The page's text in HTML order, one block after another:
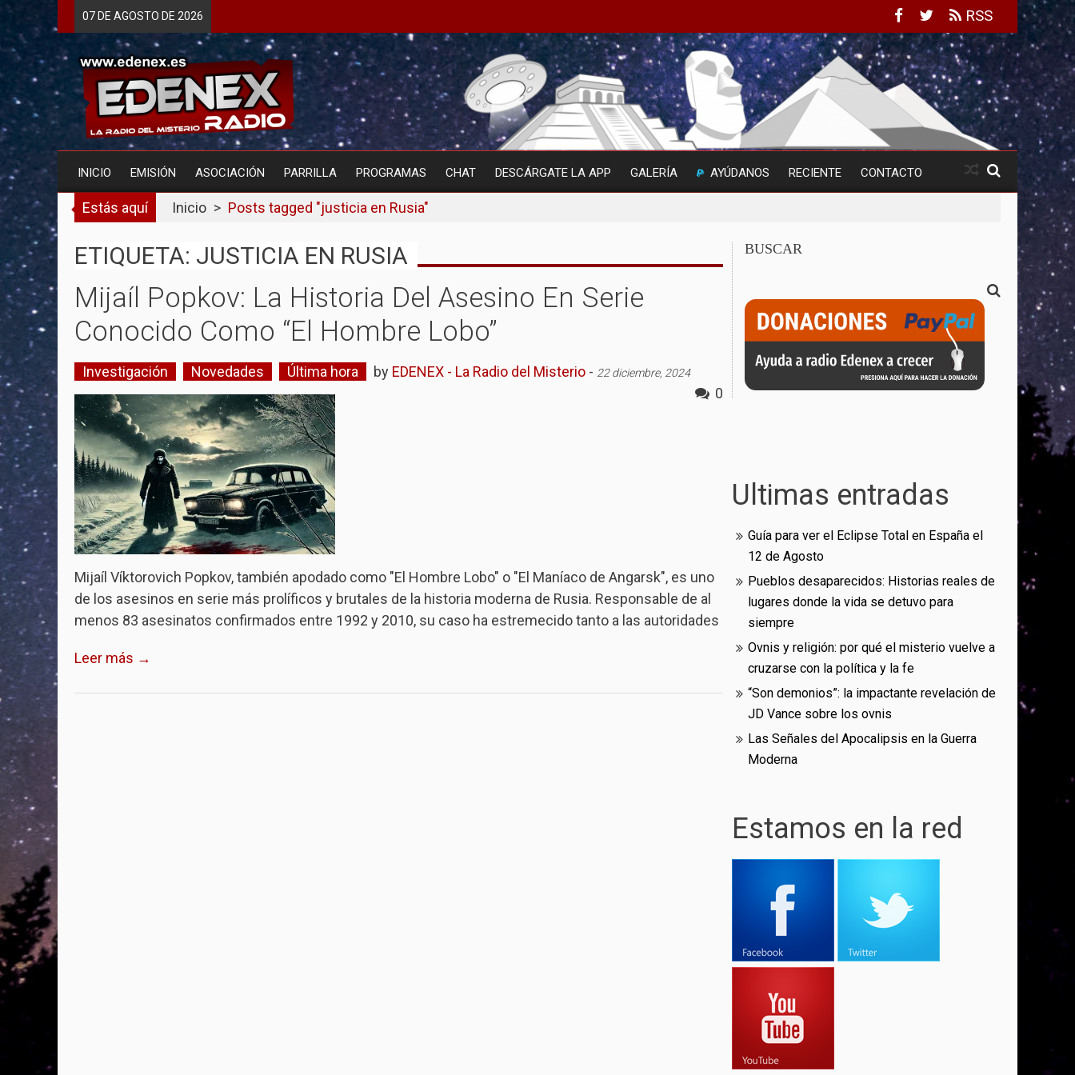
Skip
to
content
07 DE AGOSTO DE 2026 RSS
INICIO EMISIÓN ASOCIACIÓN PARRILLA PROGRAMAS CHAT DESCÁRGATE LA APP GALERÍA AYÚDANOS RECIENTE CONTACTO
Estás aquí Inicio > Posts tagged "justicia en Rusia"
ETIQUETA: JUSTICIA EN RUSIA
Mijaíl Popkov: La Historia Del Asesino En Serie
Conocido Como “El Hombre Lobo”
Investigación Novedades Última hora by EDENEX - La Radio del Misterio - 22 diciembre, 2024
0
Mijaíl Víktorovich Popkov, también apodado como "El Hombre Lobo" o "El Maníaco de Angarsk", es uno
de los asesinos en serie más prolíficos y brutales de la historia moderna de Rusia. Responsable de al
menos 83 asesinatos confirmados entre 1992 y 2010, su caso ha estremecido tanto a las autoridades
Leer más →
BUSCAR
Ultimas entradas
Guía para ver el Eclipse Total en España el
12 de Agosto
Pueblos desaparecidos: Historias reales de
lugares donde la vida se detuvo para
siempre
Ovnis y religión: por qué el misterio vuelve a
cruzarse con la política y la fe
“Son demonios”: la impactante revelación de
JD Vance sobre los ovnis
Las Señales del Apocalipsis en la Guerra
Moderna
Estamos en la red